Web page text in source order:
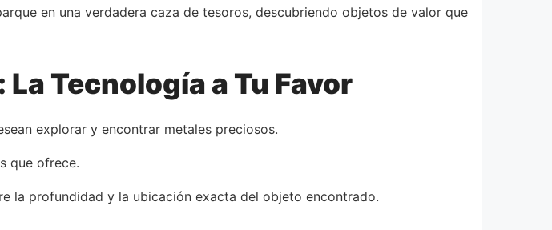
en una verdadera caza de tesoros, descubriendo objetos de valor que
Tecnología a Tu Favor
explorar y encontrar metales preciosos.
que ofrece.
la profundidad y la ubicación exacta del objeto encontrado.